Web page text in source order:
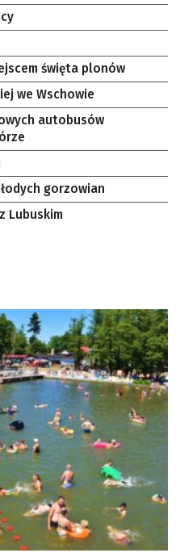
święta plonów
we Wschowie
autobusów
gorzowian
Lubuskim